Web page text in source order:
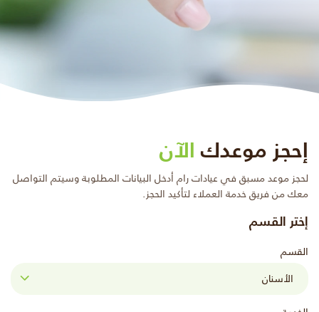
إحجز موعدكالآن
لحجز موعد مسبق في عيادات رام أدخل البيانات المطلوبة وسيتم التواصل
معك من فريق خدمة العملاء لتأكيد الحجز.
إختر القسم
القسم